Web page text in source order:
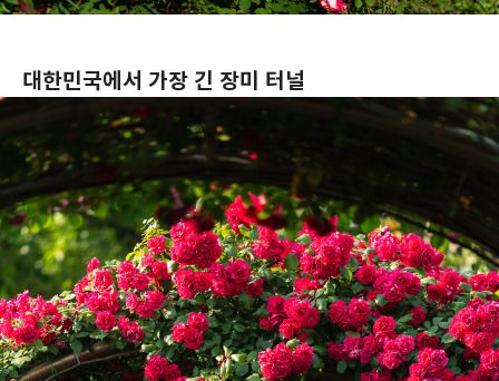
대한민국에서 가장 긴 장미 터널